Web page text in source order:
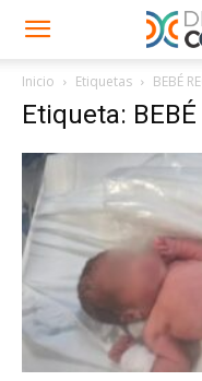
Inicio Etiquetas BEBÉ
Etiqueta: BEBÉ